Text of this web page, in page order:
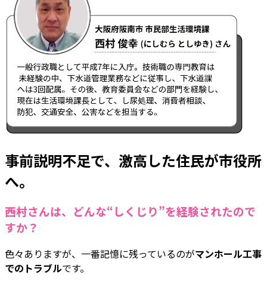
事前説明不足で、激高した住民が市役所
へ。
――西村さんは、どんな“しくじり”を経験されたので
すか？
色々ありますが、一番記憶に残っているのがマンホール工事
でのトラブルです。